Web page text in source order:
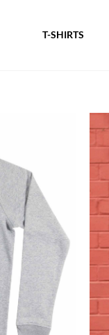
T-SHIRTS